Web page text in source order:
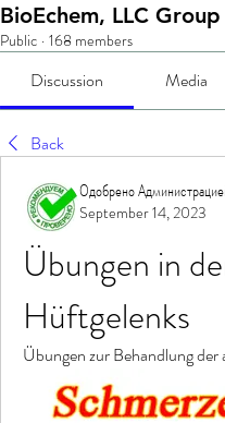
BioEchem, LLC Group
Public · 168 members
Discussion Media
Back
Одобрено
September 14, 2023
Übungen in
Hüftgelenks
Übungen zur Behandlung